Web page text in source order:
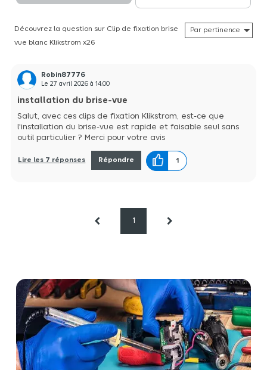
esthétique harmonieuse avec leur environnement naturel. Leur
particuliers comme pour les professionnels cherchant à améliorer
la confidentialité et le confort visuel de leur espace extérieur.
Découvrez la question sur Clip de fixation brise
vue blanc Klikstrom x26
Robin87776
Le27 avril 2026 à14:00
installation du brise-vue
Salut, avec ces clips de fixation Klikstrom, est-ce que
l'installation du brise-vue est rapide et faisable seul sans
outil particulier ? Merci pour votre avis
Lire les 7 réponses Répondre 1
1